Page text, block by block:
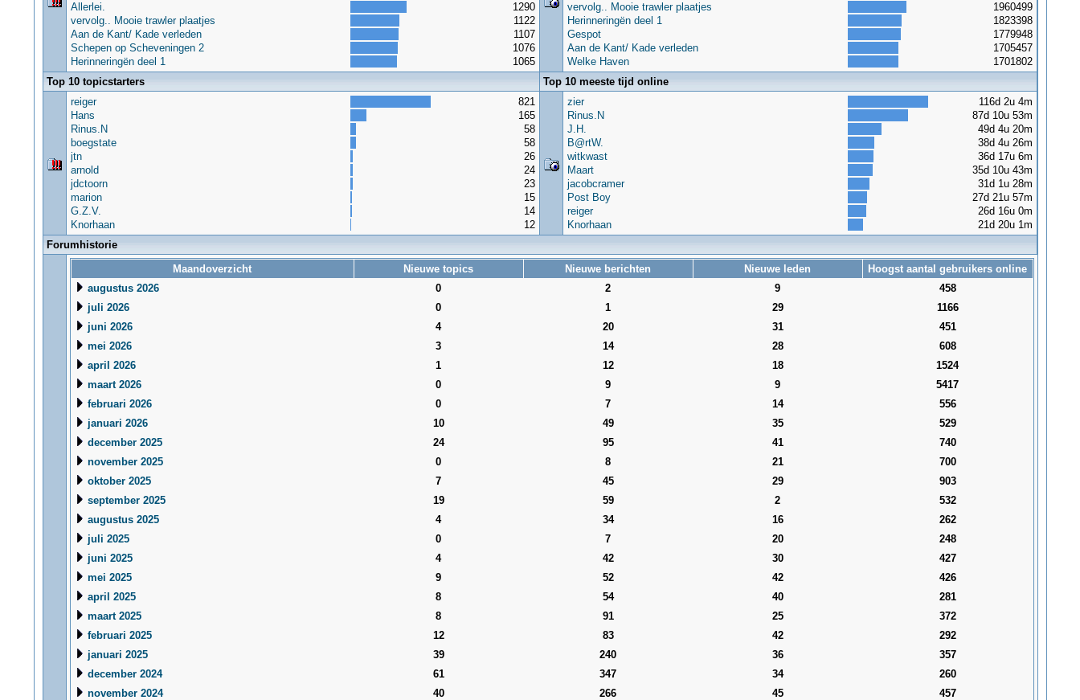
Allerlei.
1290
vervolg.. Mooie trawler plaatjes
1122
Aan de Kant/ Kade verleden
1107
Schepen op Scheveningen 2
1076
Herinneringën deel 1
1065
vervolg.. Mooie trawler plaatjes
1960499
Herinneringën deel 1
1823398
Gespot
1779948
Aan de Kant/ Kade verleden
1705457
Welke Haven
1701802
Top 10 topicstarters
Top 10 meeste tijd online
reiger
821
Hans
165
Rinus.N
58
boegstate
58
jtn
26
arnold
24
jdctoorn
23
marion
15
G.Z.V.
14
Knorhaan
12
zier
116d 2u 4m
Rinus.N
87d 10u 53m
J.H.
49d 4u 20m
B@rtW.
38d 4u 26m
witkwast
36d 17u 6m
Maart
35d 10u 43m
jacobcramer
31d 1u 28m
Post Boy
27d 21u 57m
reiger
26d 16u 0m
Knorhaan
21d 20u 1m
Forumhistorie
Maandoverzicht
Nieuwe topics Nieuwe berichten Nieuwe leden
Hoogst aantal gebruikers online
augustus 2026
0 2 9
458
juli 2026
0 1 29
1166
juni 2026
4 20 31
451
mei 2026
3 14 28
608
april 2026
1 12 18
1524
maart 2026
0 9 9
5417
februari 2026
0 7 14
556
januari 2026
10 49 35
529
december 2025
24 95 41
740
november 2025
0 8 21
700
oktober 2025
7 45 29
903
september 2025
19 59 2
532
augustus 2025
4 34 16
262
juli 2025
0 7 20
248
juni 2025
4 42 30
427
mei 2025
9 52 42
426
april 2025
8 54 40
281
maart 2025
8 91 25
372
februari 2025
12 83 42
292
januari 2025
39 240 36
357
december 2024
61 347 34
260
november 2024
40 266 45
457